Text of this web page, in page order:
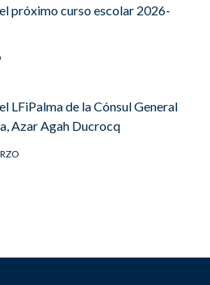
próximo curso escolar 2026-
LFiPalma de la Cónsul General
Azar Agah Ducrocq